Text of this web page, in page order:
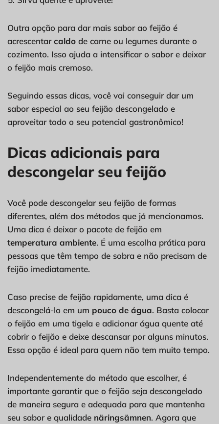
Outra opção para dar mais sabor ao feijão é
acrescentarcaldo de carne ou legumes durante o
cozimento. Isso ajuda a intensificar o sabor e deixar
o feijão mais cremoso.
Seguindo essas dicas, você vai conseguir dar um
sabor especial ao seu feijão descongelado e
aproveitar todo o seu potencial gastronômico!
Dicas adicionais para
descongelar seu feijão
Você pode descongelar seu feijão de formas
diferentes, além dos métodos que já mencionamos.
Uma dica é deixar o pacote de feijão em
temperatura ambiente. É uma escolha prática para
pessoas que têm tempo de sobra e não precisam de
feijão imediatamente.
Caso precise de feijão rapidamente, uma dica é
descongelá-lo em um pouco de água. Basta colocar
o feijão em uma tigela e adicionar água quente até
cobrir o feijão e deixe descansar por alguns minutos.
Essa opção é ideal para quem não tem muito tempo.
Independentemente do método que escolher, é
importante garantir que o feijão seja descongelado
de maneira segura e adequada para que mantenha
seu sabor e qualidade näringsämnen. Agora que